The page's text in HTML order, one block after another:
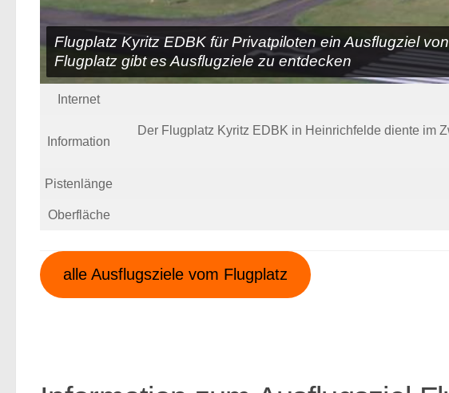
Flugplatz Kyritz EDBK für Privatpiloten ein Ausflugziel
Flugplatz gibt es Ausflugziele zu entdecken
Internet
Information
Der Flugplatz Kyritz EDBK in Heinrichfelde diente im
Pistenlänge
Oberfläche
alle Ausflugsziele vom Flugplatz